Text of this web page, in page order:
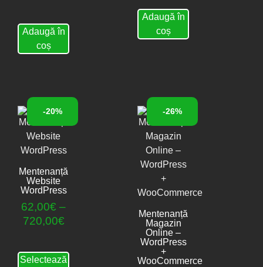
Adaugă în
coș
Adaugă în
coș
-20%
Mentenanță
Website
WordPress
62,00€ –
720,00€
Selectează
-26%
Mentenanță
Magazin
Online –
WordPress
+
WooCommerce